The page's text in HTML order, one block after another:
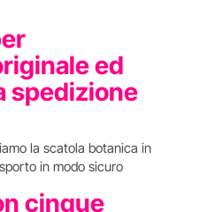
ed
spedizione
la scatola botanica in
in modo sicuro
cinque